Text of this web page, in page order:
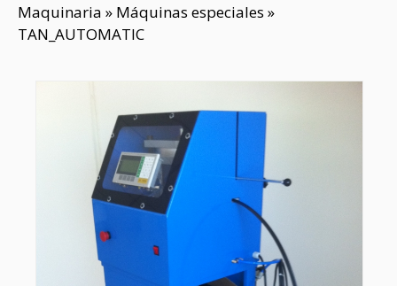
Maquinaria » Máquinas especiales »
TAN_AUTOMATIC